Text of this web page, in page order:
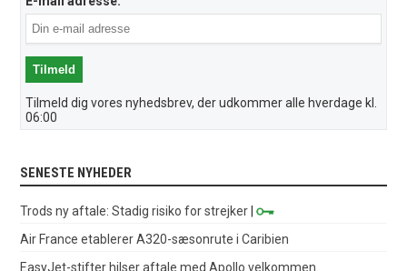
Tilmeld dig vores nyhedsbrev, der udkommer alle hverdage kl.
06:00
SENESTE NYHEDER
Trods ny aftale: Stadig risiko for strejker |
Air France etablerer A320-sæsonrute i Caribien
EasyJet-stifter hilser aftale med Apollo velkommen